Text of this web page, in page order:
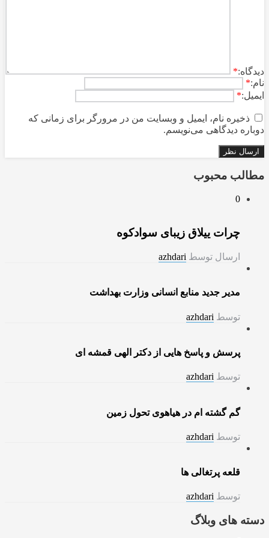
ديدگاه:*
نام:*
ایمیل:*
ذخیره نام، ایمیل و وبسایت من در مرورگر برای زمانی که
دوباره دیدگاهی می‌نویسم.
مطالب محبوب
0
چرات ییلاق زیبای سوادکوه
ارسال توسط azhdari
مدیر جدید منابع انسانی وزارت بهداشت
توسط azhdari
پرسش و پاسخ هایی از دکتر الهی قمشه ای
توسط azhdari
گم گشته ام در هیاهوی تحول زمین
توسط azhdari
قلعه پرتغالی ها
توسط azhdari
دسته های وبلاگ